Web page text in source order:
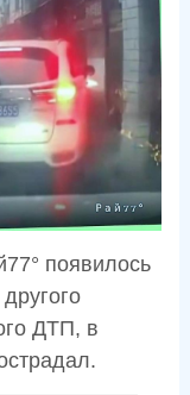
появилось
ДТП, в